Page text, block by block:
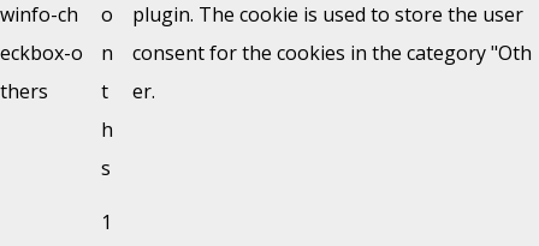
winfo-ch
eckbox-o
thers
o
n
t
h
s
plugin. The cookie is used to store the user
consent for the cookies in the category "Oth
er.
1